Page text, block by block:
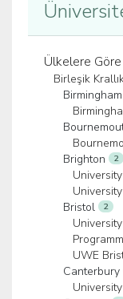
Ülkelere
Birleşik
Birmingham
Brighton
2
Bristol
2
UWE
Canterbury